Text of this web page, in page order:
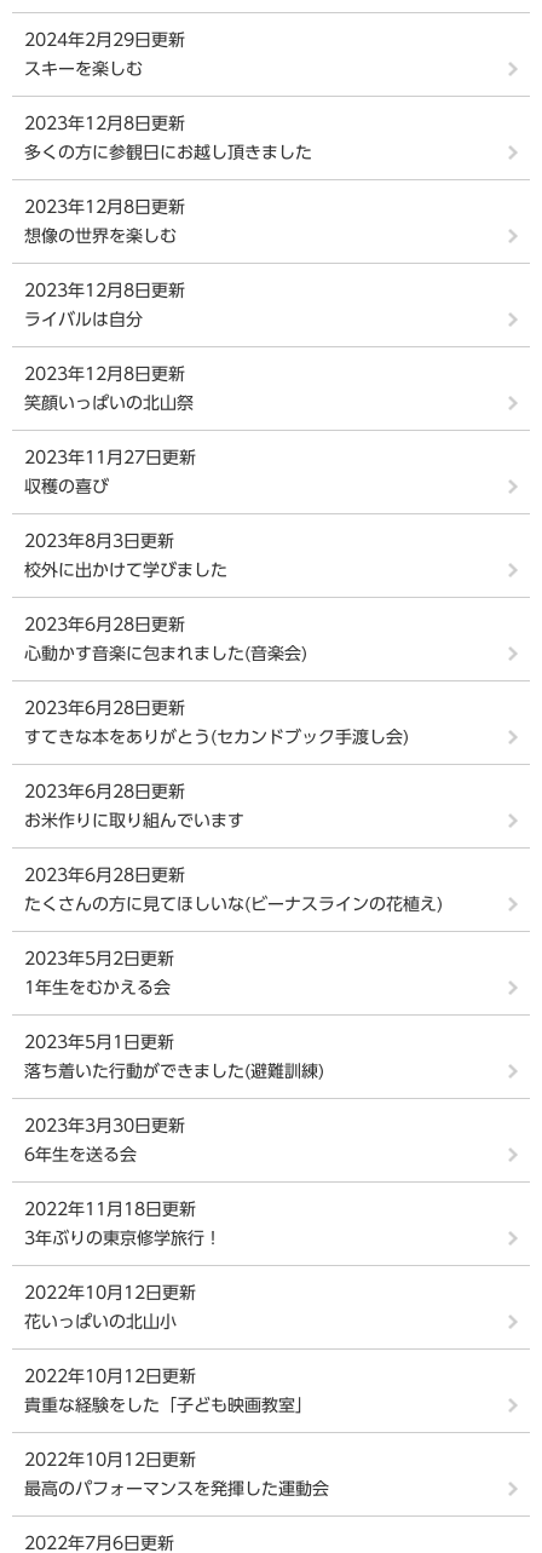
2024年2月29日更新
スキーを楽しむ
2023年12月8日更新
多くの方に参観日にお越し頂きました
2023年12月8日更新
想像の世界を楽しむ
2023年12月8日更新
ライバルは自分
2023年12月8日更新
笑顔いっぱいの北山祭
2023年11月27日更新
収穫の喜び
2023年8月3日更新
校外に出かけて学びました
2023年6月28日更新
心動かす音楽に包まれました(音楽会)
2023年6月28日更新
すてきな本をありがとう(セカンドブック手渡し会)
2023年6月28日更新
お米作りに取り組んでいます
2023年6月28日更新
たくさんの方に見てほしいな(ビーナスラインの花植え)
2023年5月2日更新
1年生をむかえる会
2023年5月1日更新
落ち着いた行動ができました(避難訓練)
2023年3月30日更新
6年生を送る会
2022年11月18日更新
3年ぶりの東京修学旅行！
2022年10月12日更新
花いっぱいの北山小
2022年10月12日更新
貴重な経験をした「子ども映画教室」
2022年10月12日更新
最高のパフォーマンスを発揮した運動会
2022年7月6日更新